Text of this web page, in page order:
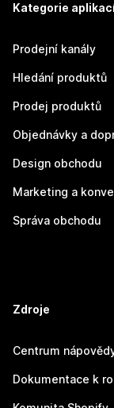
Kategorie
Prodejní kanály
Hledání produktů
Prodej produktů
Objednávky a
Design obchodu
Marketing a
Správa obchodu
Zdroje
Centrum
Dokumentace k